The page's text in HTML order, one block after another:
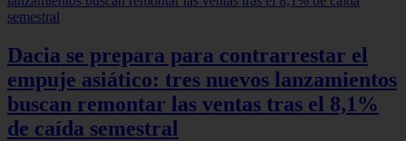
Dacia se prepara para contrarrestar el
empuje asiático: tres nuevos lanzamientos
buscan remontar las ventas tras el 8,1%
de caída semestral